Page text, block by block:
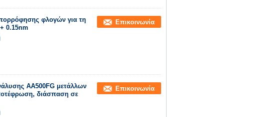
φλογών για τη
0.15nm
Επικοινωνία
AA500FG μετάλλων
διάσπαση σε
Επικοινωνία